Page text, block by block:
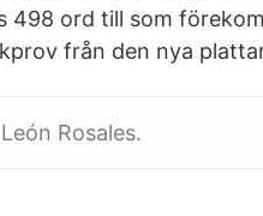
498 ord till som
från den nya
Rosales.